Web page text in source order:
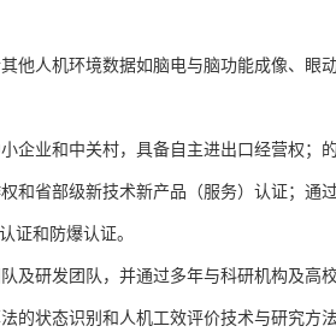
他人机环境数据如脑电与脑功能成像、眼
企业和中关村，具备自主进出口经营权；
省部级新技术新产品（服务）认证；通过
证和防爆认证。
及研发团队，并通过多年与科研机构及高
的状态识别和人机工效评价技术与研究方